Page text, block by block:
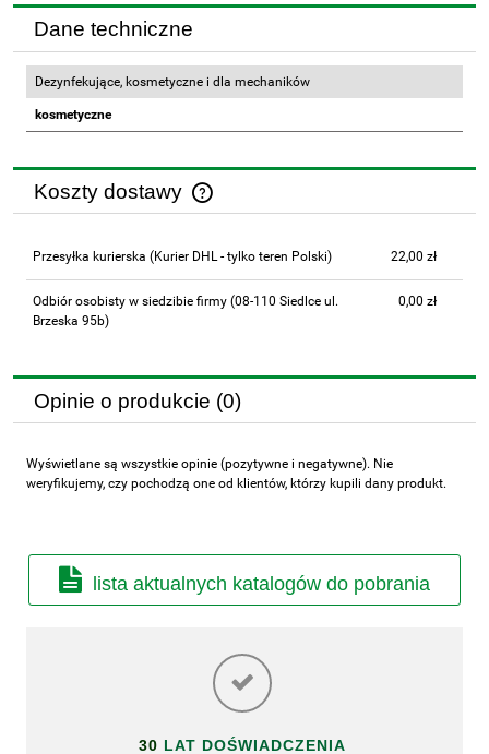
Dane techniczne
Dezynfekujące, kosmetyczne i dla mechaników
kosmetyczne
Koszty dostawy
Cena nie zawiera ewentualnych kosztów płatności
Przesyłka kurierska (Kurier DHL - tylko teren Polski) 22,00 zł
Odbiór osobisty w siedzibie firmy (08-110 Siedlce ul.
Brzeska 95b)
0,00 zł
Opinie o produkcie (0)
Wyświetlane są wszystkie opinie (pozytywne i negatywne). Nie
weryfikujemy, czy pochodzą one od klientów, którzy kupili dany produkt.
lista aktualnych katalogów do pobrania
30 LAT DOŚWIADCZENIA